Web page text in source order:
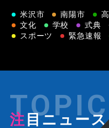
米沢市 南陽市
文化
学校 式典
スポーツ
緊急速報
注目ニュース